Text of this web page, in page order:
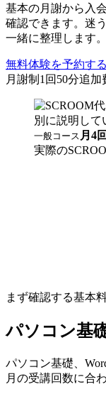
基本の月謝から入
確認できます。迷
一緒に整理します。
無料体験を予約する
月謝制 1回50分追加
一般コース 月4
実際の
まず確認する基本
パソコン基
パソコン基礎、
月の受講回数に合